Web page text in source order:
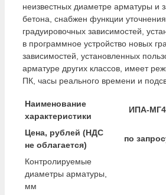
неизвестных диаметре арматуры и
бетона, снабжен функции
градуировочных зависимостей,
в программное устройство новых
зависимостей, установленных
арматуре других классов, имеет
ПК, часы реального времени и
Наименование
характеристики
ИПА-МГ4
Цена, рублей (НДС
не облагается)
по
Контролируемые
диаметры арматуры,
мм